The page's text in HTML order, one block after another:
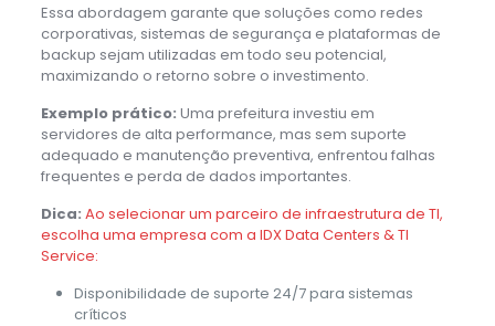
Essa abordagem garante que soluções como redes
corporativas, sistemas de segurança e plataformas de
backup sejam utilizadas em todo seu potencial,
maximizando o retorno sobre o investimento.
Exemplo prático: Uma prefeitura investiu em
servidores de alta performance, mas sem suporte
adequado e manutenção preventiva, enfrentou falhas
frequentes e perda de dados importantes.
Dica: Ao selecionar um parceiro de infraestrutura de TI,
escolha uma empresa com a IDX Data Centers & TI
Service:
Disponibilidade de suporte 24/7 para sistemas
críticos